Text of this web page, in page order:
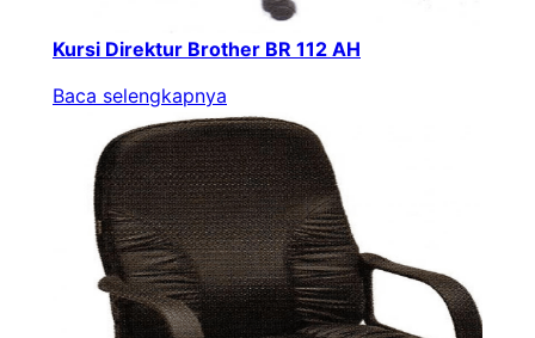
Kursi Direktur Brother BR 112 AH
Baca selengkapnya